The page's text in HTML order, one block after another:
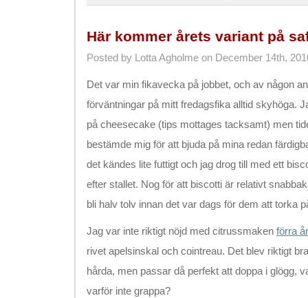
Här kommer årets variant på
Posted by Lotta Agholme on December 14th,
Det var min fikavecka på jobbet, och av någon
förväntningar på mitt fredagsfika alltid skyhöga.
på cheesecake (tips mottages tacksamt) men
bestämde mig för att bjuda på mina redan
det kändes lite futtigt och jag drog till med ett
efter stallet. Nog för att biscotti är relativt
bli halv tolv innan det var dags för dem att torka
Jag var inte riktigt nöjd med citrussmaken förra
rivet apelsinskal och cointreau. Det blev riktigt
hårda, men passar då perfekt att doppa i glögg,
varför inte grappa?